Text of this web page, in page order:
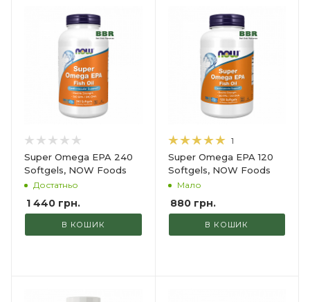
Super Omega EPA 240
Softgels, NOW Foods
Достатньо
1 440 грн.
В КОШИК
1
Super Omega EPA 120
Softgels, NOW Foods
Мало
880грн.
В КОШИК